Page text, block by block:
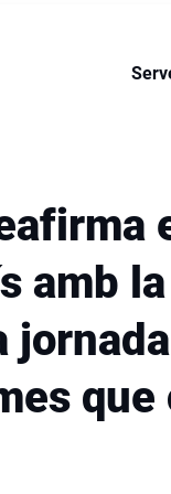
amb
jornada
que